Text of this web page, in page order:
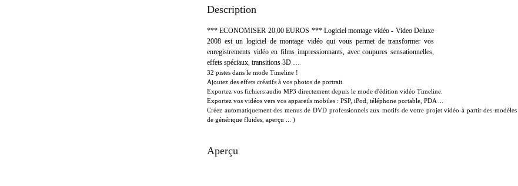
Description
*** ECONOMISER 20,00 EUROS *** Logiciel montage vidéo - Video Deluxe
2008 est un logiciel de montage vidéo qui vous permet de transformer vos
enregistrements vidéo en films impressionnants, avec coupures sensationnelles,
effets spéciaux, transitions 3D …
32 pistes dans le mode Timeline !
Ajoutez des effets créatifs à vos photos de portrait.
Exportez vos fichiers audio MP3 directement depuis le mode d'édition vidéo Timeline.
Exportez vos vidéos vers vos appareils mobiles : PSP, iPod, téléphone portable, PDA ...
Créez automatiquement des menus de DVD professionnels aux motifs de votre projet vidéo à partir des
de générique fluides, aperçu ... )
Aperçu